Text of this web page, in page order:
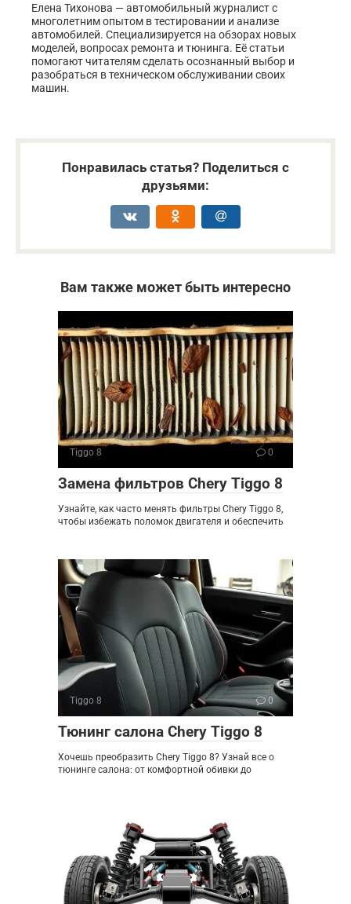
Елена Тихонова — автомобильный журналист с
многолетним опытом в тестировании и анализе
автомобилей. Специализируется на обзорах новых
моделей, вопросах ремонта и тюнинга. Её статьи
помогают читателям сделать осознанный выбор и
разобраться в техническом обслуживании своих
машин.
Понравилась статья? Поделиться с
друзьями:
Вам также может быть интересно
Tiggo 8 0
Замена фильтров Chery Tiggo 8
Узнайте, как часто менять фильтры Chery Tiggo 8,
чтобы избежать поломок двигателя и обеспечить
Tiggo 8 0
Тюнинг салона Chery Tiggo 8
Хочешь преобразить Chery Tiggo 8? Узнай все о
тюнинге салона: от комфортной обивки до